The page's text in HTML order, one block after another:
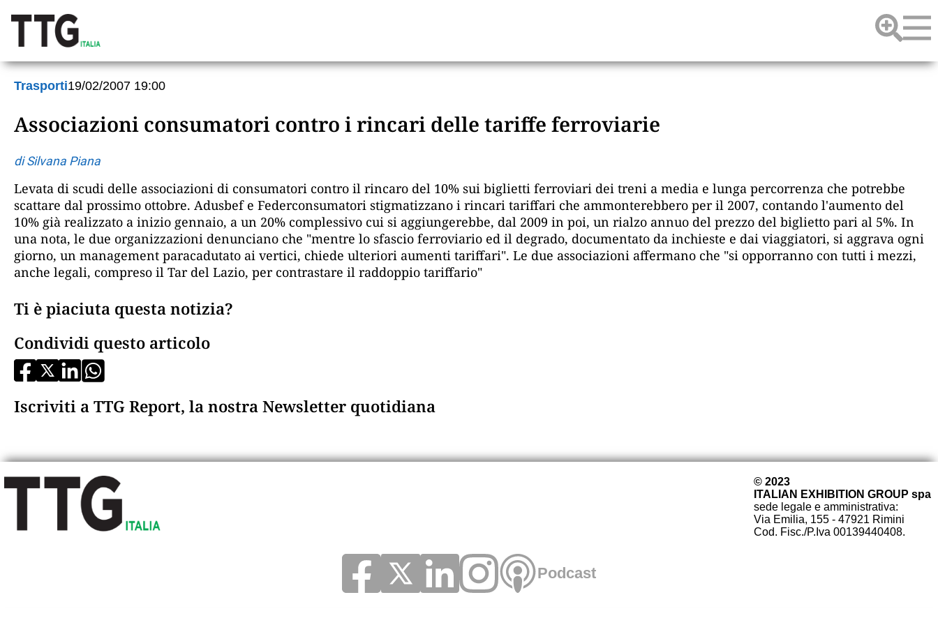
Trasporti19/02/2007 19:00
Associazioni consumatori contro i rincari delle tariffe ferroviarie
di Silvana Piana
Levata di scudi delle associazioni di consumatori contro il rincaro del 10% sui biglietti ferroviari dei treni a media e lunga percorrenza che potrebbe
scattare dal prossimo ottobre. Adusbef e Federconsumatori stigmatizzano i rincari tariffari che ammonterebbero per il 2007, contando l'aumento del
10% già realizzato a inizio gennaio, a un 20% complessivo cui si aggiungerebbe, dal 2009 in poi, un rialzo annuo del prezzo del biglietto pari al 5%. In
una nota, le due organizzazioni denunciano che "mentre lo sfascio ferroviario ed il degrado, documentato da inchieste e dai viaggiatori, si aggrava ogni
giorno, un management paracadutato ai vertici, chiede ulteriori aumenti tariffari". Le due associazioni affermano che "si opporranno con tutti i mezzi,
anche legali, compreso il Tar del Lazio, per contrastare il raddoppio tariffario"
Ti è piaciuta questa notizia?
Condividi questo articolo
Iscriviti a TTG Report, la nostra Newsletter quotidiana
© 2023
ITALIAN EXHIBITION GROUP spa
sede legale e amministrativa:
Via Emilia, 155 - 47921 Rimini
Cod. Fisc./P.Iva 00139440408.
Podcast